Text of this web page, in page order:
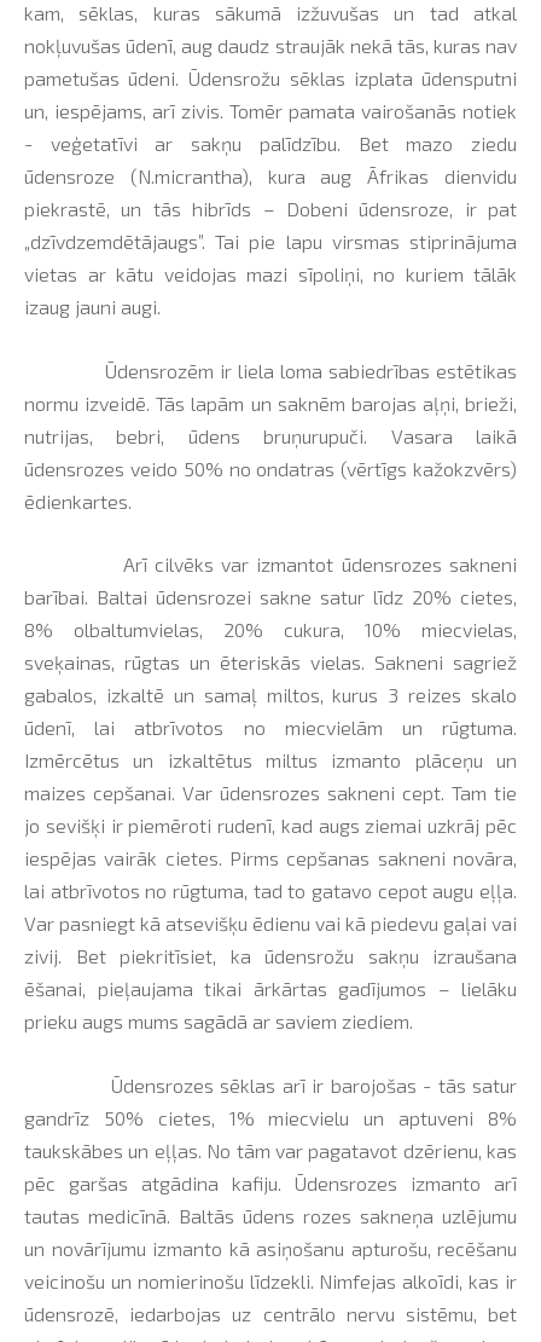
kam, sēklas, kuras sākumā izžuvušas un tad atkal
nokļuvušas ūdenī, aug daudz straujāk nekā tās, kuras nav
pametušas ūdeni. Ūdensrožu sēklas izplata ūdensputni
un, iespējams, arī zivis. Tomēr pamata vairošanās notiek
- veģetatīvi ar sakņu palīdzību. Bet mazo ziedu
ūdensroze (N.micrantha), kura aug Āfrikas dienvidu
piekrastē, un tās hibrīds – Dobeni ūdensroze, ir pat
„dzīvdzemdētājaugs”. Tai pie lapu virsmas stiprinājuma
vietas ar kātu veidojas mazi sīpoliņi, no kuriem tālāk
izaug jauni augi.
Ūdensrozēm ir liela loma sabiedrības estētikas
normu izveidē. Tās lapām un saknēm barojas aļņi, brieži,
nutrijas, bebri, ūdens bruņurupuči. Vasara laikā
ūdensrozes veido 50% no ondatras (vērtīgs kažokzvērs)
ēdienkartes.
Arī cilvēks var izmantot ūdensrozes sakneni
barībai. Baltai ūdensrozei sakne satur līdz 20% cietes,
8% olbaltumvielas, 20% cukura, 10% miecvielas,
sveķainas, rūgtas un ēteriskās vielas. Sakneni sagriež
gabalos, izkaltē un samaļ miltos, kurus 3 reizes skalo
ūdenī, lai atbrīvotos no miecvielām un rūgtuma.
Izmērcētus un izkaltētus miltus izmanto plāceņu un
maizes cepšanai. Var ūdensrozes sakneni cept. Tam tie
jo sevišķi ir piemēroti rudenī, kad augs ziemai uzkrāj pēc
iespējas vairāk cietes. Pirms cepšanas sakneni novāra,
lai atbrīvotos no rūgtuma, tad to gatavo cepot augu eļļa.
Var pasniegt kā atsevišķu ēdienu vai kā piedevu gaļai vai
zivij. Bet piekritīsiet, ka ūdensrožu sakņu izraušana
ēšanai, pieļaujama tikai ārkārtas gadījumos – lielāku
prieku augs mums sagādā ar saviem ziediem.
Ūdensrozes sēklas arī ir barojošas - tās satur
gandrīz 50% cietes, 1% miecvielu un aptuveni 8%
taukskābes un eļļas. No tām var pagatavot dzērienu, kas
pēc garšas atgādina kafiju. Ūdensrozes izmanto arī
tautas medicīnā. Baltās ūdens rozes sakneņa uzlējumu
un novārījumu izmanto kā asiņošanu apturošu, recēšanu
veicinošu un nomierinošu līdzekli. Nimfejas alkoīdi, kas ir
ūdensrozē, iedarbojas uz centrālo nervu sistēmu, bet